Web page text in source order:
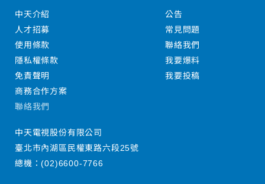
中天介紹
人才招募
使用條款
隱私權條款
免責聲明
商務合作方案
公告
常見問題
聯絡我們
我要爆料
我要投稿
聯絡我們
中天電視股份有限公司
臺北市內湖區民權東路六段25號
總機：(02)6600-7766